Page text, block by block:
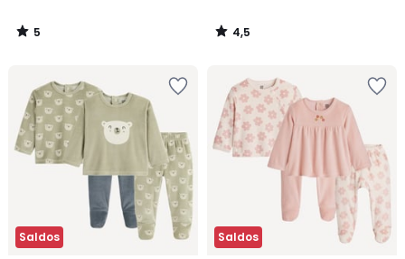
5
/
4,5
/
Saldos Saldos